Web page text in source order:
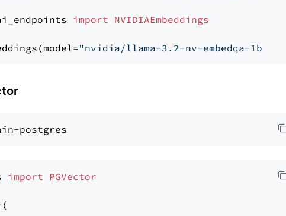
import NVIDIAEmbeddings
"nvidia/llama-3.2-nv-embedqa-1b-v2"
import PGVector